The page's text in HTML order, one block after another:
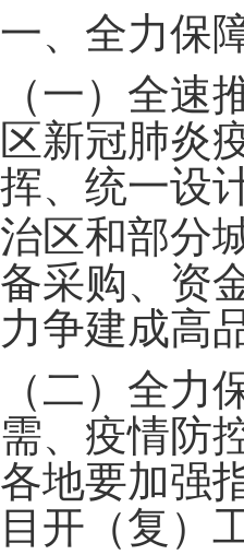
一、全力保
（一）全
区新冠肺炎
挥、统一设
治区和部分
备采购、资
力争建成高
（二）全
需、疫情防
各地要加强
目开（复）